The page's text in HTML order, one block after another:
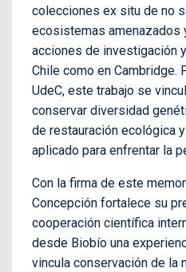
colecciones ex situ de no
ecosistemas amenazados
acciones de investigación
Chile como en Cambridge.
UdeC, este trabajo se
conservar diversidad
de restauración ecológica
aplicado para enfrentar la
Con la firma de este
Concepción fortalece su
cooperación científica
desde Biobío una
vincula conservación de la